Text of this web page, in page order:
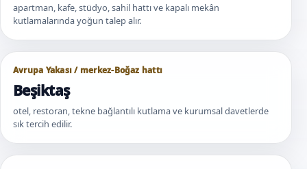
apartman, kafe, stüdyo, sahil hattı ve kapalı mekân
kutlamalarında yoğun talep alır.
Avrupa Yakası / merkez-Boğaz hattı
Beşiktaş
otel, restoran, tekne bağlantılı kutlama ve kurumsal davetlerde
sık tercih edilir.